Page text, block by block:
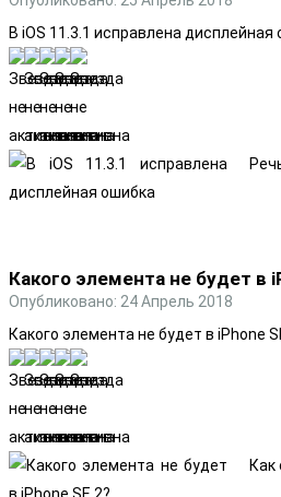
В iOS 11.3.1 исправлена дисплейная
Какого элемента не будет в
Опубликовано: 24 Апрель 2018
Какого элемента не будет в iPhone
Как